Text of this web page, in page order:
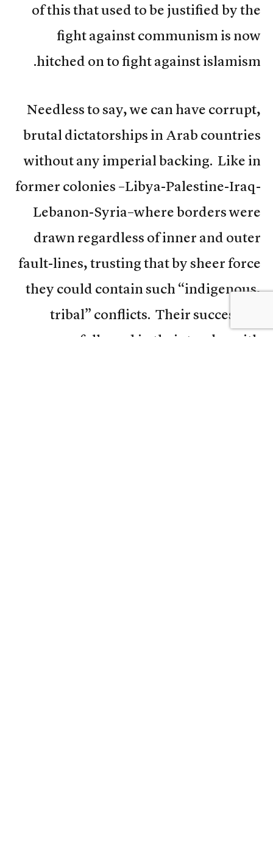
of this that used to be justified by the
fight against communism is now
hitched on to fight against islamism.
Needless to say, we can have corrupt,
brutal dictatorships in Arab countries
without any imperial backing. Like in
former colonies –Libya-Palestine-Iraq-
Lebanon-Syria–where borders were
drawn regardless of inner and outer
fault-lines, trusting that by sheer force
they could contain such “indigenous,
tribal” conflicts. Their successors
followed in their tracks, with